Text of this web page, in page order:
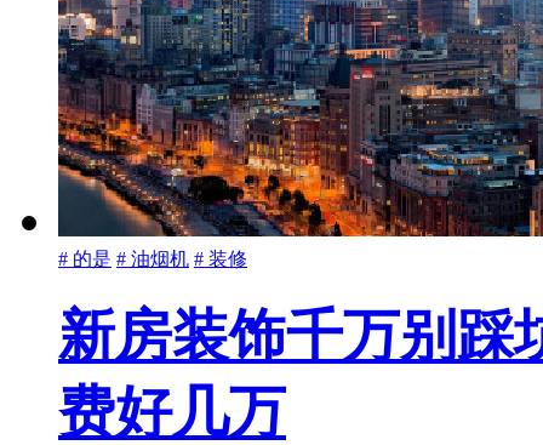
# 的是 # 油烟机 # 装修
新房装饰千万别踩
费好几万